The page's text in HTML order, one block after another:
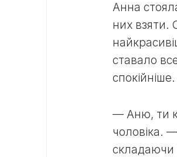
Анна
них взяти.
ставало
спокійніше.
— Аню, ти
чоловіка.
складаючи